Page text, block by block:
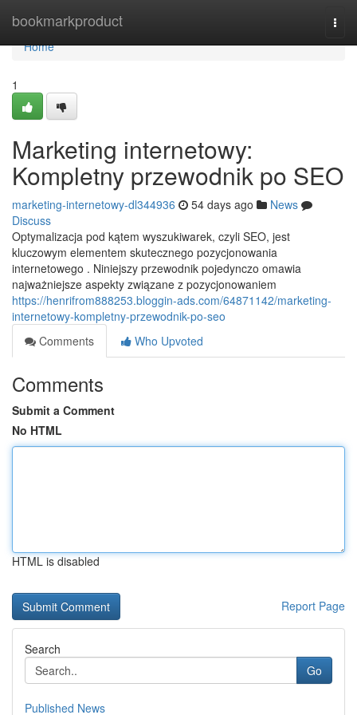
bookmarkproduct
Home
Home
1
Marketing internetowy:
Kompletny przewodnik po SEO
marketing-internetowy-dl344936 54 days ago
News
Discuss
Optymalizacja pod kątem wyszukiwarek, czyli SEO, jest
kluczowym elementem skutecznego pozycjonowania
internetowego . Niniejszy przewodnik pojedynczo omawia
najważniejsze aspekty związane z pozycjonowaniem
https://henrifrom888253.bloggin-ads.com/64871142/marketing-
internetowy-kompletny-przewodnik-po-seo
Comments
Who Upvoted
Comments
Submit a Comment
No HTML
HTML is disabled
Report Page
Search
Go
Published News